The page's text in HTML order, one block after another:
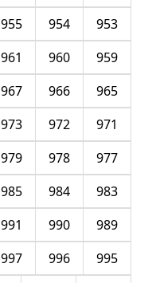
953
954
955
959
960
961
965
966
967
971
972
973
977
978
979
983
984
985
989
990
991
995
996
997